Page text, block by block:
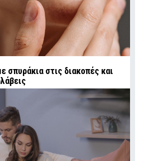
σπυράκια στις διακοπές και